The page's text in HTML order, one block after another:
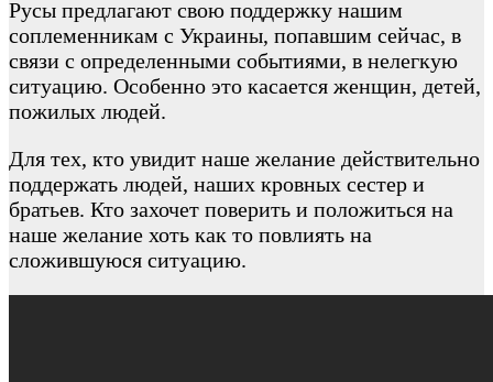
Русы предлагают свою поддержку нашим
соплеменникам с Украины, попавшим сейчас, в
связи с определенными событиями, в нелегкую
ситуацию. Особенно это касается женщин, детей,
пожилых людей.
Для тех, кто увидит наше желание действительно
поддержать людей, наших кровных сестер и
братьев. Кто захочет поверить и положиться на
наше желание хоть как то повлиять на
сложившуюся ситуацию.